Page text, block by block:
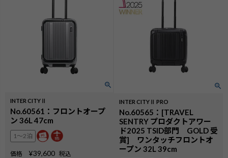
INTER CITYⅡ
No.60561：フロントオープ
ン 36L 47cm
1〜2泊
価格 ¥39,600 税込
INTER CITYⅡ PRO
No.60565：[TRAVEL
SENTRY プロダクトアワー
ド2025 TSID部門 GOLD 受
賞] ワンタッチフロントオ
ープン 32L 39cm